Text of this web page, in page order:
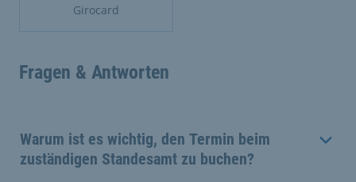
Girocard
Fragen & Antworten
Warum ist es wichtig, den Termin beim
zuständigen Standesamt zu buchen?